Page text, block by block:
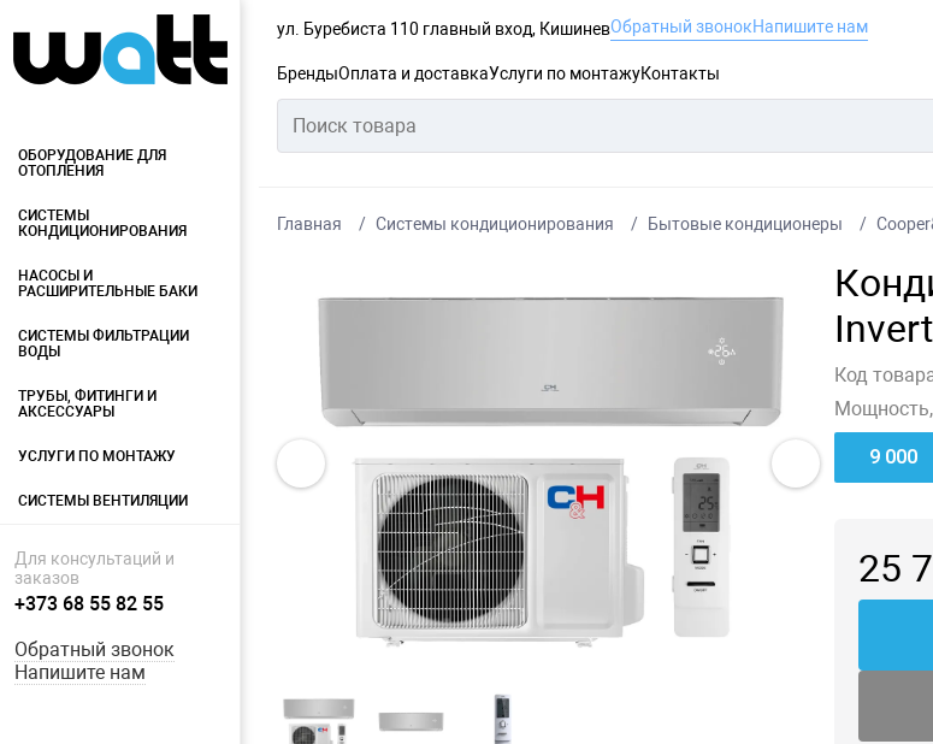
ул. Буребиста 110 главный вход, КишиневОбратный звонокНапишите нам
БрендыОплата и доставкаУслуги по монтажуКонтакты
ОБОРУДОВАНИЕ ДЛЯ
ОТОПЛЕНИЯ
СИСТЕМЫ
КОНДИЦИОНИРОВАНИЯ
НАСОСЫ И
РАСШИРИТЕЛЬНЫЕ БАКИ
СИСТЕМЫ ФИЛЬТРАЦИИ
ВОДЫ
ТРУБЫ, ФИТИНГИ И
АКСЕССУАРЫ
УСЛУГИ ПО МОНТАЖУ
СИСТЕМЫ ВЕНТИЛЯЦИИ
Для консультаций и
заказов
+373 68 55 82 55
Обратный звонок
Напишите нам
Главная Системы кондиционирования Бытовые кондиционеры
Код
Мощность,
9 000
25